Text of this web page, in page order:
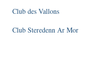
Club des Vallons
Club Steredenn Ar Mor